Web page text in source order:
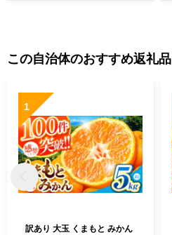
この自治体のおすすめ返礼品
1
訳あり 大玉 くまもと みかん